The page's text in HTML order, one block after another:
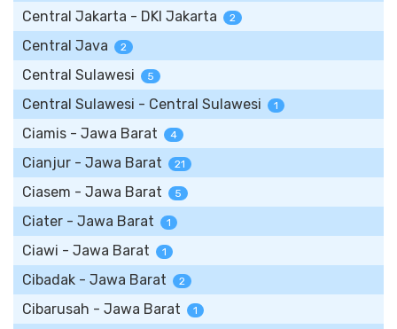
Central Jakarta - DKI Jakarta 2
Central Java 2
Central Sulawesi 5
Central Sulawesi - Central Sulawesi 1
Ciamis - Jawa Barat 4
Cianjur - Jawa Barat 21
Ciasem - Jawa Barat 5
Ciater - Jawa Barat 1
Ciawi - Jawa Barat 1
Cibadak - Jawa Barat 2
Cibarusah - Jawa Barat 1